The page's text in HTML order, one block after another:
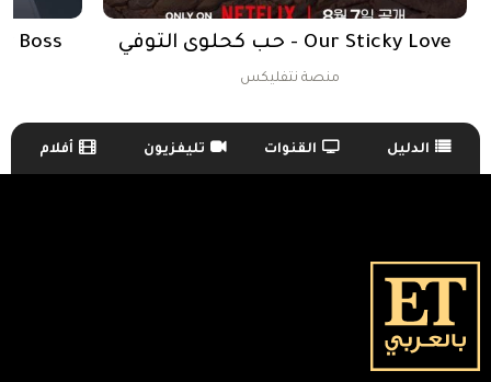
Our Sticky Love - حب كحلوى التوفي
منصة نتفليكس
TV Guide Menu الدليل القنوات تليفزيون أفلام